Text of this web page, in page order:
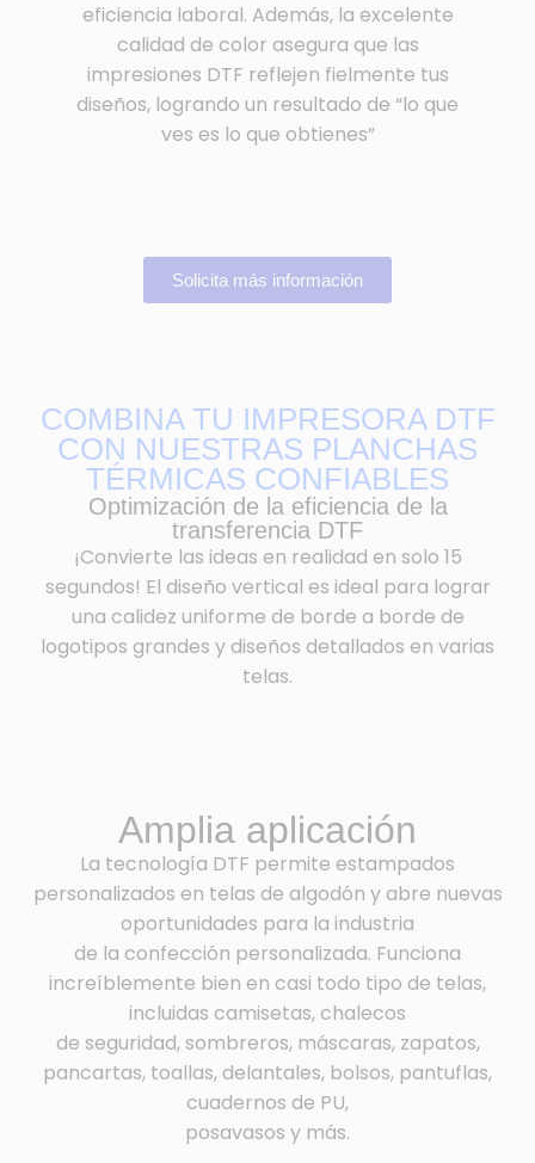
eficiencia laboral. Además, la excelente
calidad de color asegura que las
impresiones DTF reflejen fielmente tus
diseños, logrando un resultado de “lo que
ves es lo que obtienes”
Solicita más información
COMBINA TU IMPRESORA DTF
CON NUESTRAS PLANCHAS
TÉRMICAS CONFIABLES
Optimización de la eficiencia de la
transferencia DTF
¡Convierte las ideas en realidad en solo 15
segundos! El diseño vertical es ideal para lograr
una calidez uniforme de borde a borde de
logotipos grandes y diseños detallados en varias
telas.
Amplia aplicación
La tecnología DTF permite estampados
personalizados en telas de algodón y abre nuevas
oportunidades para la industria
de la confección personalizada. Funciona
increíblemente bien en casi todo tipo de telas,
incluidas camisetas, chalecos
de seguridad, sombreros, máscaras, zapatos,
pancartas, toallas, delantales, bolsos, pantuflas,
cuadernos de PU,
posavasos y más.